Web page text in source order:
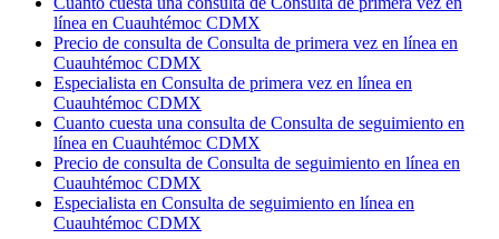
línea en Cuauhtémoc CDMX
Precio de consulta de Consulta de primera vez en línea en
Cuauhtémoc CDMX
Especialista en Consulta de primera vez en línea en
Cuauhtémoc CDMX
Cuanto cuesta una consulta de Consulta de seguimiento en
línea en Cuauhtémoc CDMX
Precio de consulta de Consulta de seguimiento en línea en
Cuauhtémoc CDMX
Especialista en Consulta de seguimiento en línea en
Cuauhtémoc CDMX